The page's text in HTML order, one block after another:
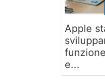
Apple
e...